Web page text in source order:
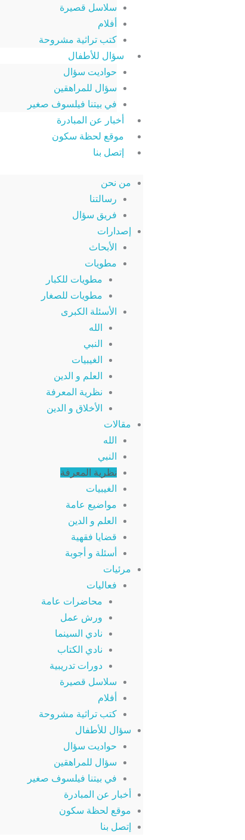
سلاسل قصيرة
أفلام
كتب تراثية مشروحة
سؤال للأطفال
حواديت سؤال
سؤال للمراهقين
في بيتنا فيلسوف صغير
أخبار عن المبادرة
موقع لحظة سكون
إتصل بنا
من نحن
رسالتنا
فريق سؤال
إصدارات
الأبحاث
مطويات
مطويات للكبار
مطويات للصغار
الأسئلة الكبرى
الله
النبي
الغيبيات
العلم و الدين
نظرية المعرفة
الأخلاق و الدين
مقالات
الله
النبي
نظرية المعرفة
الغيبيات
مواضيع عامة
العلم و الدين
قضايا فقهية
أسئلة و أجوبة
مرئيات
فعاليات
محاضرات عامة
ورش عمل
نادي السينما
نادي الكتاب
دورات تدريبية
سلاسل قصيرة
أفلام
كتب تراثية مشروحة
سؤال للأطفال
حواديت سؤال
سؤال للمراهقين
في بيتنا فيلسوف صغير
أخبار عن المبادرة
موقع لحظة سكون
إتصل بنا